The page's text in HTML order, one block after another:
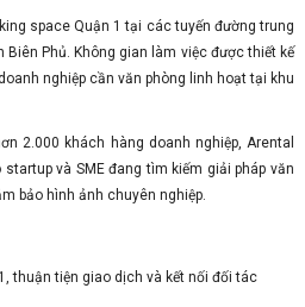
space Quận 1 tại các tuyến đường trung
Biên Phủ. Không gian làm việc được thiết kế
nghiệp cần văn phòng linh hoạt tại khu
2.000 khách hàng doanh nghiệp, Arental
và SME đang tìm kiếm giải pháp văn
bảo hình ảnh chuyên nghiệp.
thuận tiện giao dịch và kết nối đối tác